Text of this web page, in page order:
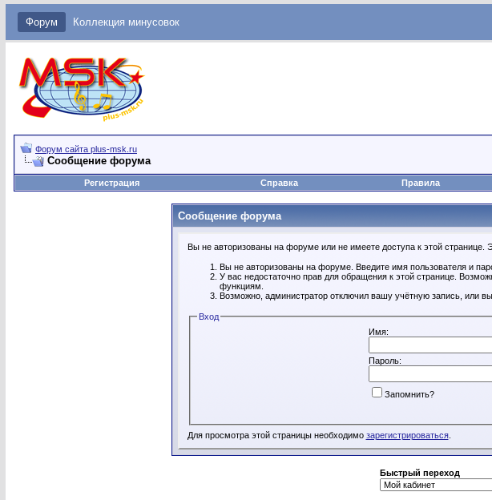
Форум Коллекция минусовок
Форум сайта plus-msk.ru
Сообщение форума
Регистрация
Справка Правила
Сообщение форума
Вы не авторизованы на форуме или не имеете доступа к этой странице.
Вы не авторизованы на форуме. Введите имя пользователя и
У вас недостаточно прав для обращения к этой странице.
функциям.
Возможно, администратор отключил вашу учётную запись, или
Вход
Имя:
Пароль:
Запомнить?
Для просмотра этой страницы необходимо зарегистрироваться.
Быстрый переход